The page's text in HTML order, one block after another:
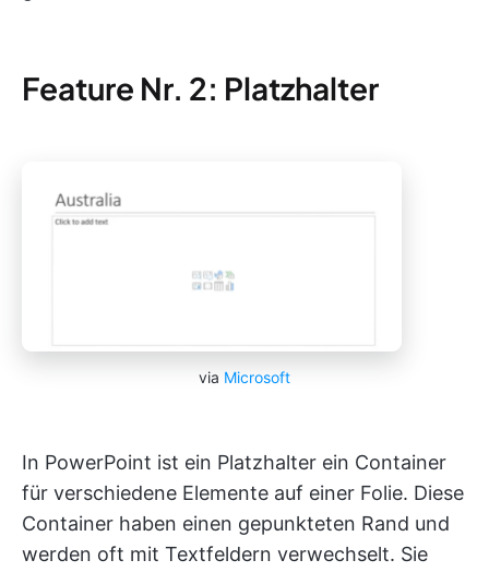
Feature Nr. 2: Platzhalter
via Microsoft
In PowerPoint ist ein Platzhalter ein Container
für verschiedene Elemente auf einer Folie. Diese
Container haben einen gepunkteten Rand und
werden oft mit Textfeldern verwechselt. Sie